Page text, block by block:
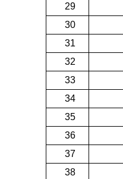
29
30
31
32
33
34
35
36
37
38